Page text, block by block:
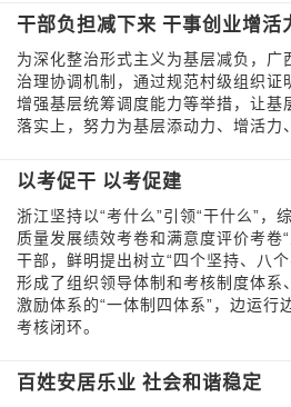
干部负担减下来 干事创业增活
为深化整治形式主义为基层减负，广
治理协调机制，通过规范村级组织证
增强基层统筹调度能力等举措，让基
落实上，努力为基层添动力、增活力
以考促干 以考促建
浙江坚持以“考什么”引领“干什么”，
质量发展绩效考卷和满意度评价考卷
干部，鲜明提出树立“四个坚持、八
形成了组织领导体制和考核制度体系
激励体系的“一体制四体系”，边运行
考核闭环。
百姓安居乐业 社会和谐稳定